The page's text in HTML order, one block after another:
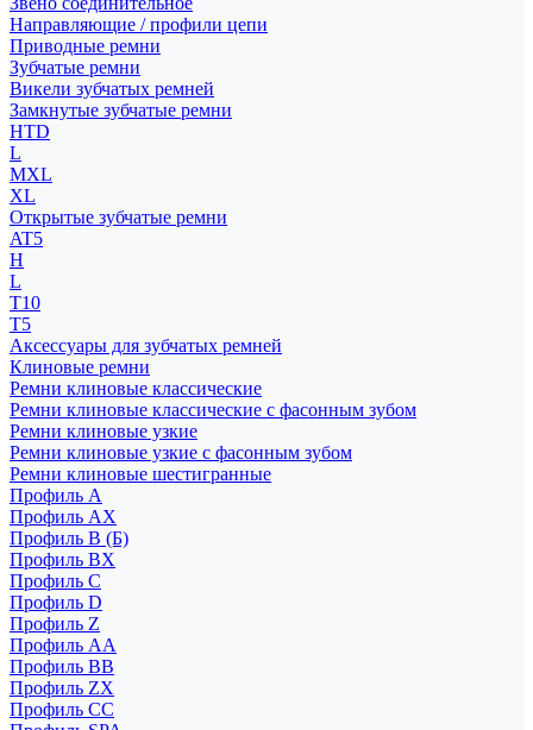
Направляющие / профили цепи
Приводные ремни
Зубчатые ремни
Викели зубчатых ремней
Замкнутые зубчатые ремни
HTD
L
MXL
XL
Открытые зубчатые ремни
AT5
H
L
T10
T5
Аксессуары для зубчатых ремней
Клиновые ремни
Ремни клиновые классические
Ремни клиновые классические с фасонным зубом
Ремни клиновые узкие
Ремни клиновые узкие с фасонным зубом
Ремни клиновые шестигранные
Профиль A
Профиль AX
Профиль B (Б)
Профиль BX
Профиль C
Профиль D
Профиль Z
Профиль АА
Профиль BB
Профиль ZX
Профиль CC